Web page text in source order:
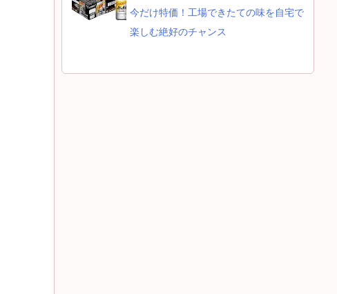
今だけ特価！工場できたての味を自宅で
楽しむ絶好のチャンス